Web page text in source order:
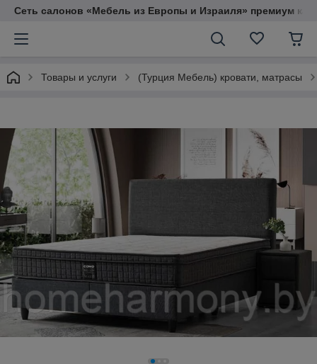
Сеть салонов «Мебель из Европы и Израиля» премиум
Товары и услуги (Турция Мебель) кровати, матрасы